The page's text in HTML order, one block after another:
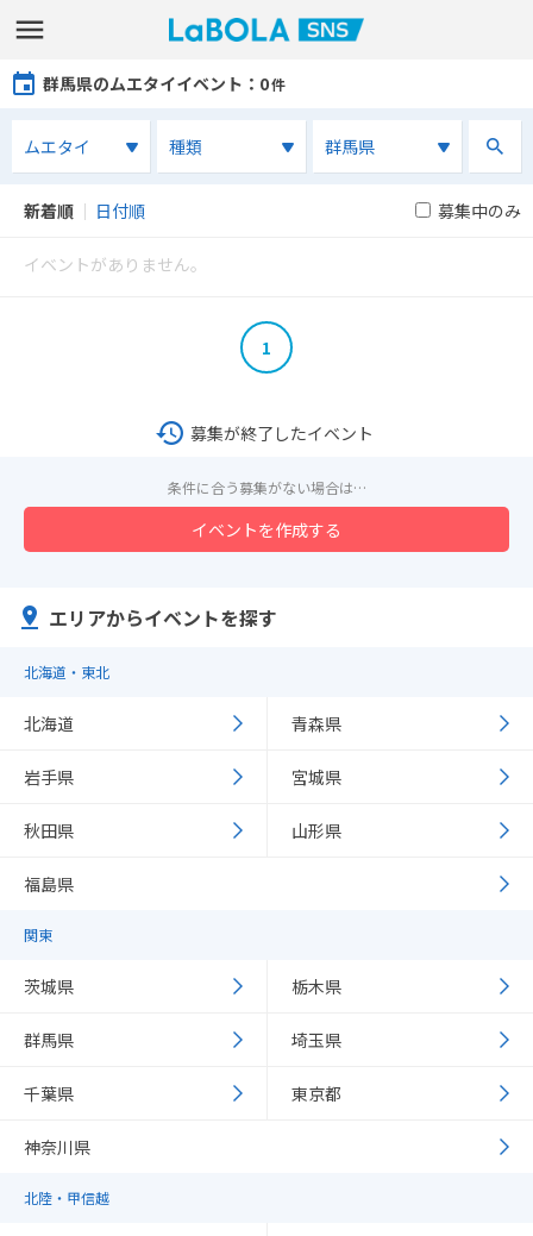
群馬県のムエタイイベント ：0件
新着順 ｜ 日付順 募集中のみ
イベントがありません。
1
募集が終了したイベント
条件に合う募集がない場合は…
イベントを作成する
エリアからイベントを探す
北海道・東北
北海道 青森県
岩手県 宮城県
秋田県 山形県
福島県
関東
茨城県 栃木県
群馬県 埼玉県
千葉県 東京都
神奈川県
北陸・甲信越